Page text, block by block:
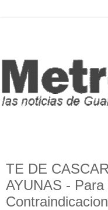
TE DE
AYUNAS -